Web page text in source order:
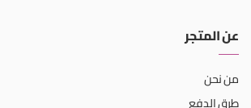
عن المتجر
من نحن
طرق الدفع